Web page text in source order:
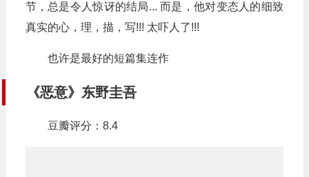
节，总是令人惊讶的结局... 而是，他对变态人的细致
真实的心，理，描，写!!! 太吓人了!!!
也许是最好的短篇集连作
《恶意》东野圭吾
豆瓣评分：8.4